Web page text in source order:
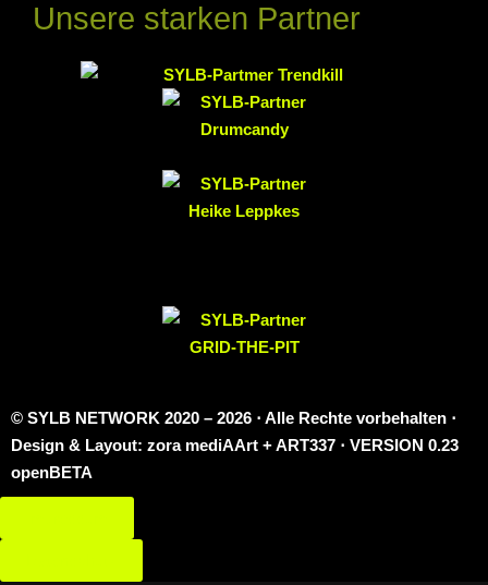
Unsere starken Partner
© SYLB NETWORK 2020 – 2026 ⋅ Alle Rechte vorbehalten ⋅
Design & Layout: zora mediAArt + ART337 ⋅ VERSION 0.23
openBETA